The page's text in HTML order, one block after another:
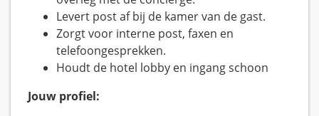
Levert post af bij de kamer van de gast.
Zorgt voor interne post, faxen en
telefoongesprekken.
Houdt de hotel lobby en ingang schoon
Jouw profiel: